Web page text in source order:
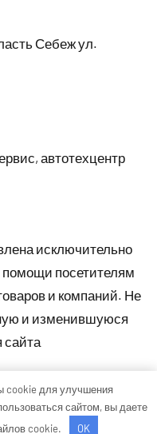
Себеж ул.
автотехцентр
исключительно
помощи посетителям
и компаний. Не
и изменившуюся
cookie для улучшения
сайтом, вы даете
cookie.
OK